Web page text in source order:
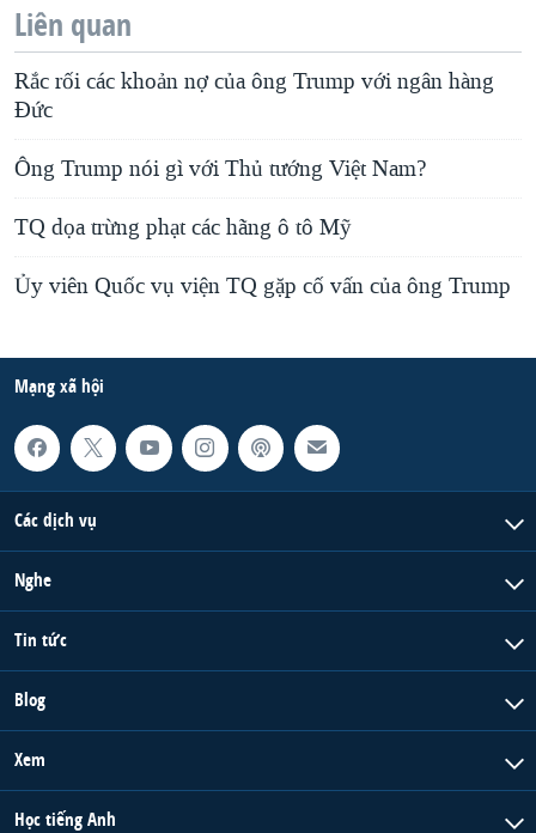
Liên quan
Rắc rối các khoản nợ của ông Trump với ngân hàng
Đức
Ông Trump nói gì với Thủ tướng Việt Nam?
TQ dọa trừng phạt các hãng ô tô Mỹ
Ủy viên Quốc vụ viện TQ gặp cố vấn của ông Trump
Mạng xã hội
Các dịch vụ
Nghe
Tin tức
Blog
Xem
Học tiếng Anh